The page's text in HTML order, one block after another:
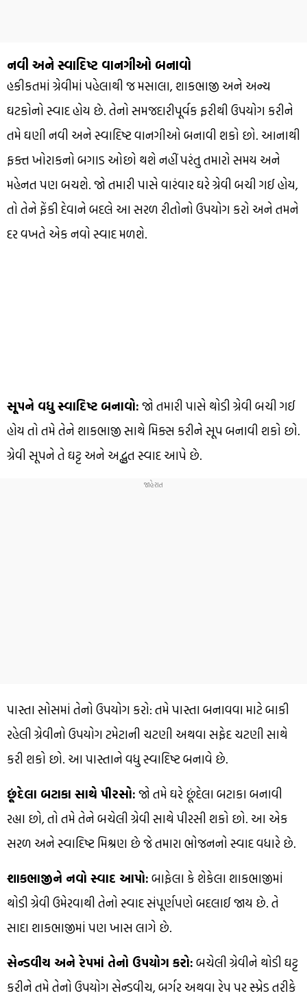
નવી અને સ્વાદિષ્ટ વાનગીઓ બનાવો
હકીકતમાં ગ્રેવીમાં પહેલાથી જ મસાલા, શાકભાજી અને અન્ય
ઘટકોનો સ્વાદ હોય છે. તેનો સમજદારીપૂર્વક ફરીથી ઉપયોગ કરીને
તમે ઘણી નવી અને સ્વાદિષ્ટ વાનગીઓ બનાવી શકો છો. આનાથી
ફક્ત ખોરાકનો બગાડ ઓછો થશે નહીં પરંતુ તમારો સમય અને
મહેનત પણ બચશે. જો તમારી પાસે વારંવાર ઘરે ગ્રેવી બચી ગઈ હોય,
તો તેને ફેંકી દેવાને બદલે આ સરળ રીતોનો ઉપયોગ કરો અને તમને
દર વખતે એક નવો સ્વાદ મળશે.
સૂપને વધુ સ્વાદિષ્ટ બનાવો:જો તમારી પાસે થોડી ગ્રેવી બચી ગઈ
હોય તો તમે તેને શાકભાજી સાથે મિક્સ કરીને સૂપ બનાવી શકો છો.
ગ્રેવી સૂપને તે ઘટ્ટ અને અદ્ભુત સ્વાદ આપે છે.
પાસ્તા સોસમાં તેનો ઉપયોગ કરો: તમે પાસ્તા બનાવવા માટે બાકી
રહેલી ગ્રેવીનો ઉપયોગ ટમેટાની ચટણી અથવા સફેદ ચટણી સાથે
કરી શકો છો. આ પાસ્તાને વધુ સ્વાદિષ્ટ બનાવે છે.
છૂંદેલા બટાકા સાથે પીરસો:જો તમે ઘરે છૂંદેલા બટાકા બનાવી
રહ્યા છો, તો તમે તેને બચેલી ગ્રેવી સાથે પીરસી શકો છો. આ એક
સરળ અને સ્વાદિષ્ટ મિશ્રણ છે જે તમારા ભોજનનો સ્વાદ વધારે છે.
શાકભાજીને નવો સ્વાદ આપો:બાફેલા કે શેકેલા શાકભાજીમાં
થોડી ગ્રેવી ઉમેરવાથી તેનો સ્વાદ સંપૂર્ણપણે બદલાઈ જાય છે. તે
સાદા શાકભાજીમાં પણ ખાસ લાગે છે.
સેન્ડવીચ અને રેપમાં તેનો ઉપયોગ કરો:બચેલી ગ્રેવીને થોડી ઘટ્ટ
કરીને તમે તેનો ઉપયોગ સેન્ડવીચ, બર્ગર અથવા રેપ પર સ્પ્રેડ તરીકે